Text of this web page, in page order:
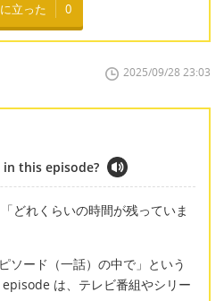
立った 0
2025/09/28 23:03
this episode?
れくらいの時間が残っていま
ード（一話）の中で」という
は、テレビ番組やシリー